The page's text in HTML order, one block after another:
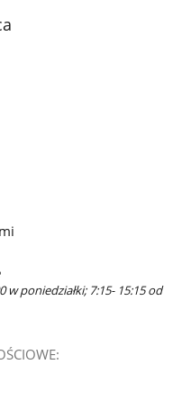
w poniedziałki; 7:15- 15:15 od